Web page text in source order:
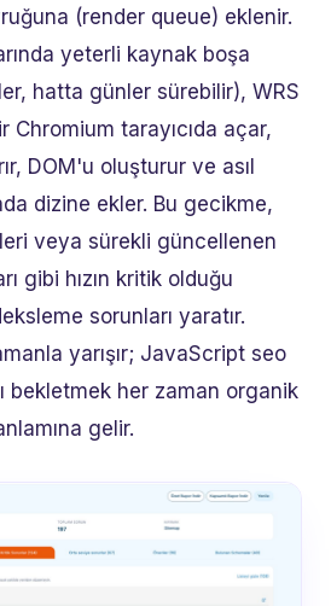
(render queue) eklenir.
yeterli kaynak boşa
hatta günler sürebilir), WRS
Chromium tarayıcıda açar,
DOM'u oluşturur ve asıl
dizine ekler. Bu gecikme,
veya sürekli güncellenen
gibi hızın kritik olduğu
sorunları yaratır.
yarışır; JavaScript seo
bekletmek her zaman organik
gelir.